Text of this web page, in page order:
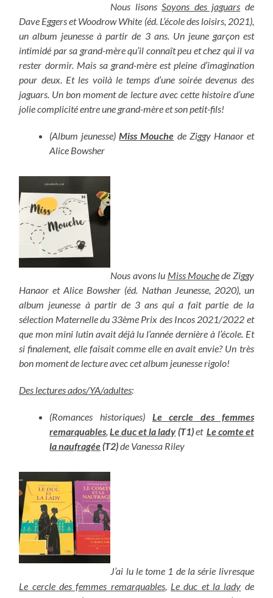
Nous lisonsSoyons des jaguars de
Dave Eggers et Woodrow White (éd. L’école des loisirs, 2021),
un album jeunesse à partir de 3 ans. Un jeune garçon est
intimidé par sa grand-mère qu’il connaît peu et chez qui il va
rester dormir. Mais sa grand-mère est pleine d’imagination
pour deux. Et les voilà le temps d’une soirée devenus des
jaguars. Un bon moment de lecture avec cette histoire d’une
jolie complicité entre une grand-mère et son petit-fils!
(Album jeunesse)Miss Mouche de Ziggy Hanaor et
Alice Bowsher
Nous avons lu Miss Mouchede Ziggy
Hanaor et Alice Bowsher (éd. Nathan Jeunesse, 2020), un
album jeunesse à partir de 3 ans qui a fait partie de la
sélection Maternelle du 33ème Prix des Incos 2021/2022 et
que mon mini lutin avait déjà lu l’année dernière à l’école. Et
si finalement, elle faisait comme elle en avait envie? Un très
bon moment de lecture avec cet album jeunesse rigolo!
Des lectures ados/YA/adultes:
(Romances historiques) Le cercle des femmes
remarquables,Le duc et la lady(T1)et Le comte et
la naufragée(T2)de Vanessa Riley
J’ai lu le tome 1 de la série livresque
Le cercle des femmes remarquables, Le duc et la lady de